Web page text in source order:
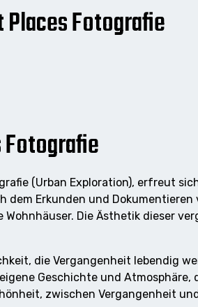
Fotografie
(Urban Exploration), erfreut
dem Erkunden und
Die Ästhetik dieser
die Vergangenheit lebendig
Geschichte und
zwischen Vergangenheit